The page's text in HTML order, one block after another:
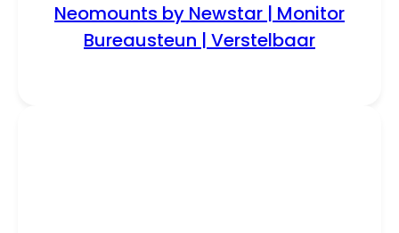
Neomounts by Newstar | Monitor
Bureausteun | Verstelbaar